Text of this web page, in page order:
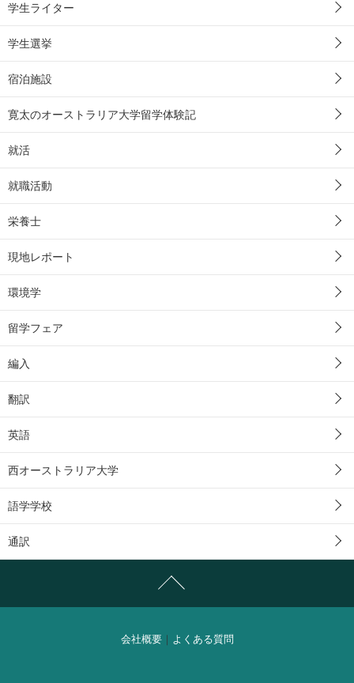
学生ライター
学生選挙
宿泊施設
寛太のオーストラリア大学留学体験記
就活
就職活動
栄養士
現地レポート
環境学
留学フェア
編入
翻訳
英語
西オーストラリア大学
語学学校
通訳
会社概要｜ よくある質問